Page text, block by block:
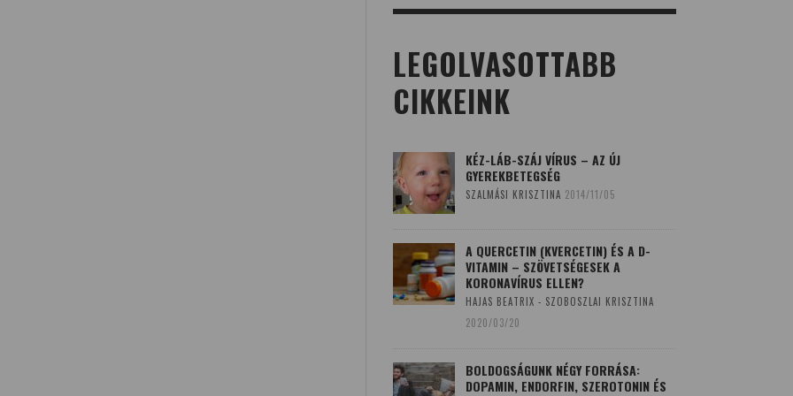
LEGOLVASOTTABB
CIKKEINK
KÉZ-LÁB-SZÁJ VÍRUS – AZ ÚJ
GYEREKBETEGSÉG
SZALMÁSI KRISZTINA 2014/11/05
A QUERCETIN (KVERCETIN) ÉS A D-
VITAMIN – SZÖVETSÉGESEK A
KORONAVÍRUS ELLEN?
HAJAS BEATRIX - SZOBOSZLAI KRISZTINA
2020/03/20
BOLDOGSÁGUNK NÉGY FORRÁSA:
DOPAMIN, ENDORFIN, SZEROTONIN ÉS